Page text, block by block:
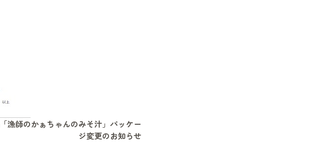
「漁師のかぁちゃんのみそ汁」パッケー
ジ変更のお知らせ